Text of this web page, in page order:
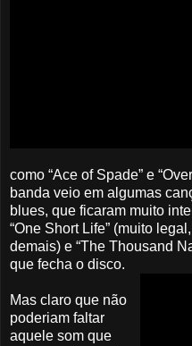
como “Ace of Spade” e
banda veio em algumas
blues, que ficaram muito
“One Short Life” (muito
demais) e “The Thousand
que fecha o disco.
Mas claro que não
poderiam faltar
aquele som que